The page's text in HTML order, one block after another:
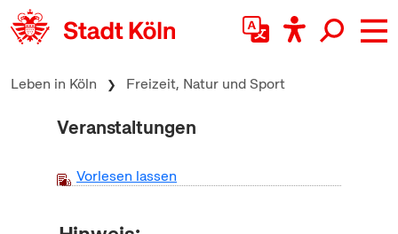
zum Inhalt springen
Leben in Köln Freizeit, Natur und Sport
Veranstaltungen
Vorlesen lassen